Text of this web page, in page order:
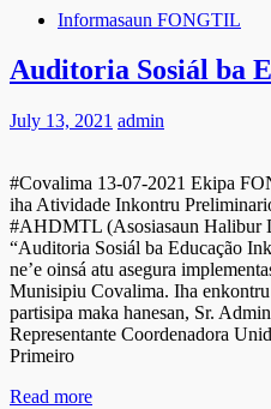
Informasaun FONGTIL
Auditoria Sosiál ba
July 13, 2021 admin
#Covalima 13-07-2021 Ekipa
iha Atividade Inkontru
#AHDMTL (Asosiasaun Halibur
“Auditoria Sosiál ba Educação
ne’e oinsá atu asegura
Munisipiu Covalima. Iha enkontru
partisipa maka hanesan, Sr.
Representante Coordenadora
Primeiro
Read more